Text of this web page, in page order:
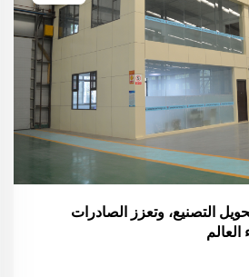
التصنيع، وتعزز الصادرات
العالم